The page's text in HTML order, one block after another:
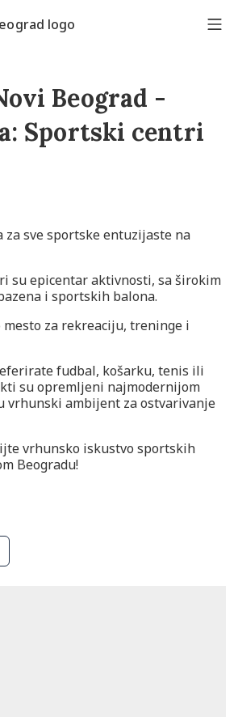
Beograd -
Sportski centri
za sve sportske entuzijaste na
su epicentar aktivnosti, sa širokim
i sportskih balona.
mesto za rekreaciju, treninge i
fudbal, košarku, tenis ili
su opremljeni najmodernijom
vrhunski ambijent za ostvarivanje
vrhunsko iskustvo sportskih
Beogradu!